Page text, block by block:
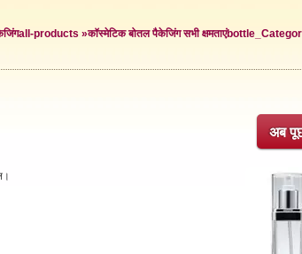
all-products »कॉस्मेटिक बोतल पैकेजिंग सभी क्षमताएं
अब